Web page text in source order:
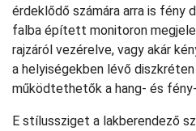
érdeklődő számára arra is fény
falba épített monitoron
rajzáról vezérelve, vagy akár
a helyiségekben lévő
működtethetők a hang- és
E stílussziget a lakberendező